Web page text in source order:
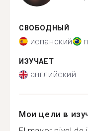
СВОБОДНЫЙ
испанский
ИЗУЧАЕТ
английский
Мои цели в